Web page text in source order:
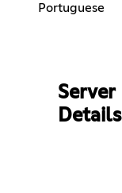
Portuguese
Server
Details